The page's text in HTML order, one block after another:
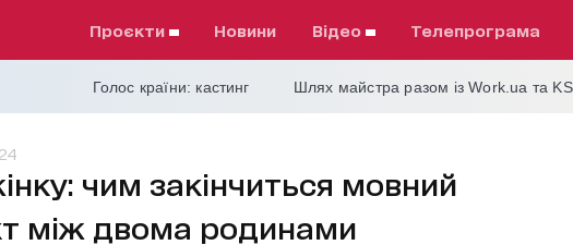
проєкти Новини відео телепрограма
Голос країни: кастинг Шлях майстра разом із Work.ua та
чим закінчиться мовний
між двома родинами